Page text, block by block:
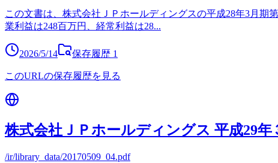
この文書は、株式会社ＪＰホールディングスの平成28年3月期
業利益は248百万円、経常利益は28...
2026/5/14 保存履歴 1
このURLの保存履歴を見る
株式会社ＪＰホールディングス 平成29年
/ir/library_data/20170509_04.pdf